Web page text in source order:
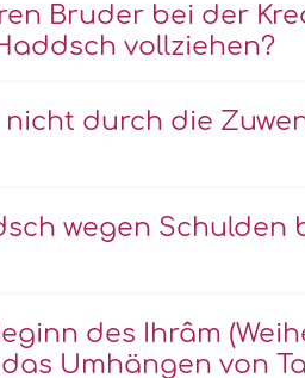
Bruder bei der
vollziehen?
durch die
wegen Schulden
des Ihrâm
Umhängen von